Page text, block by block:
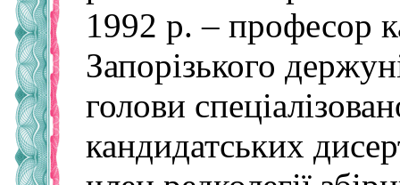
1992 р. – професор
Запорізького
голови
кандидатських